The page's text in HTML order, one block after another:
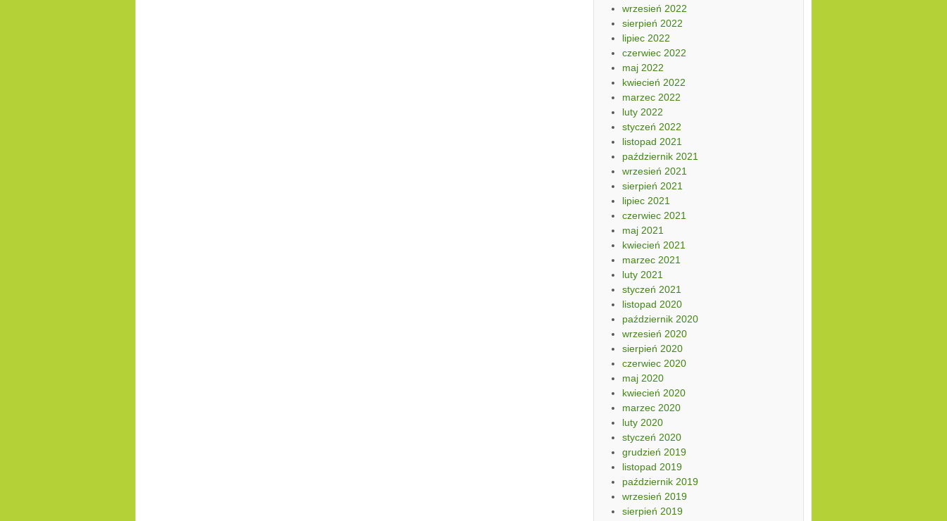
wrzesień 2022
sierpień 2022
lipiec 2022
czerwiec 2022
maj 2022
kwiecień 2022
marzec 2022
luty 2022
styczeń 2022
listopad 2021
październik 2021
wrzesień 2021
sierpień 2021
lipiec 2021
czerwiec 2021
maj 2021
kwiecień 2021
marzec 2021
luty 2021
styczeń 2021
listopad 2020
październik 2020
wrzesień 2020
sierpień 2020
czerwiec 2020
maj 2020
kwiecień 2020
marzec 2020
luty 2020
styczeń 2020
grudzień 2019
listopad 2019
październik 2019
wrzesień 2019
sierpień 2019